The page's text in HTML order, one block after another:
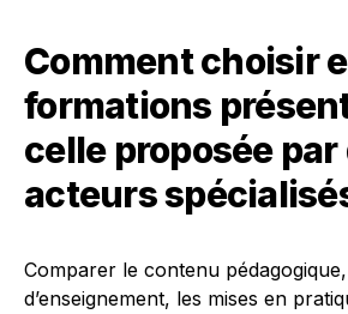
Comment choisir
formations
celle proposée par
acteurs
Comparer le contenu
d’enseignement, les mises en